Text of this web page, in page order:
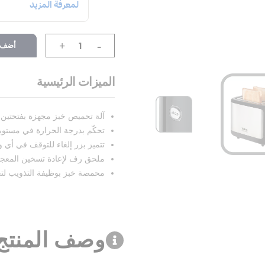
-
+ أضف
الميزات الرئيسية
آلة تحميص خبز مجهزة
تحكّم بدرجة الحرارة في مستويات من 1 إلى 7 للحصول على درجة
تتميز بزر إلغاء للتوقف في
ملحق رف لإعادة تسخين
محمصة خبز بوظيفة التذويب
وصف